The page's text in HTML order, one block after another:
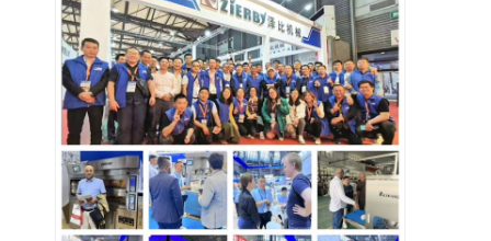
Kalite Kontrol
Bizimle İletişim
Haberler
Davalar